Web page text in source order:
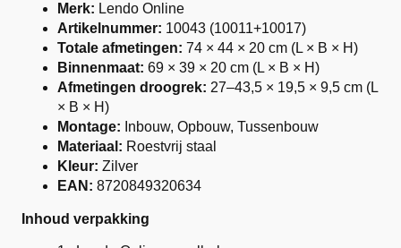
Merk: Lendo Online
Artikelnummer: 10043 (10011+10017)
Totale afmetingen: 74 × 44 × 20 cm (L × B × H)
Binnenmaat: 69 × 39 × 20 cm (L × B × H)
Afmetingen droogrek: 27–43,5 × 19,5 × 9,5 cm (L
× B × H)
Montage: Inbouw, Opbouw, Tussenbouw
Materiaal: Roestvrij staal
Kleur: Zilver
EAN: 8720849320634
Inhoud verpakking